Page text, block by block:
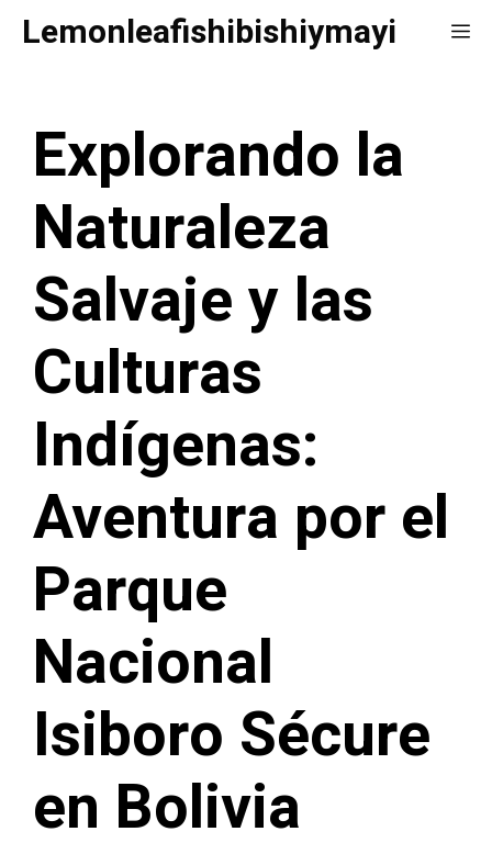
SaltarLemonleafishibishiymayi
Explorando la
Naturaleza
Salvaje y las
Culturas
Indígenas:
Aventura por el
Parque
Nacional
Isiboro Sécure
en Bolivia